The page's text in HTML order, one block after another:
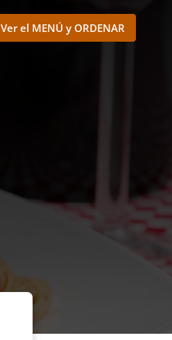
Ver el MENÚ y ORDENAR